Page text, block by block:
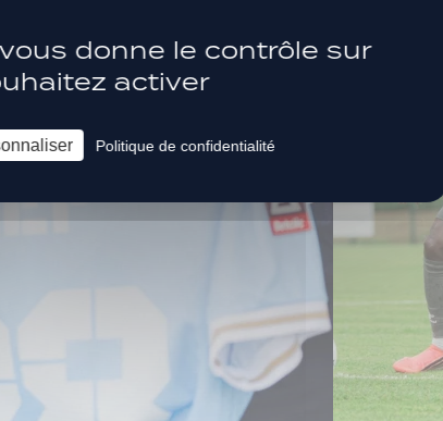
donne le contrôle sur
activer
Politique de confidentialité